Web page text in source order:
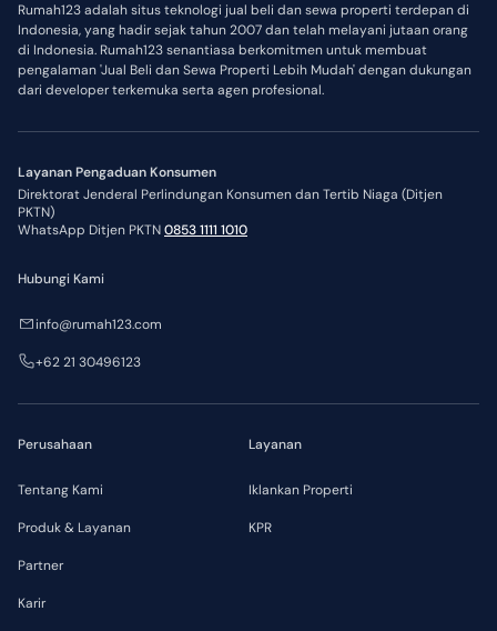
Rumah123 adalah situs teknologi jual beli dan sewa properti terdepan di
Indonesia, yang hadir sejak tahun 2007 dan telah melayani jutaan orang
di Indonesia. Rumah123 senantiasa berkomitmen untuk membuat
pengalaman 'Jual Beli dan Sewa Properti Lebih Mudah' dengan dukungan
dari developer terkemuka serta agen profesional.
Layanan Pengaduan Konsumen
Direktorat Jenderal Perlindungan Konsumen dan Tertib Niaga (Ditjen
PKTN)
WhatsApp Ditjen PKTN0853 1111 1010
Perusahaan
Tentang Kami
Produk & Layanan
Partner
Karir
Layanan
Iklankan Properti
KPR
Hubungi Kami
info@rumah123.com
+62 21 30496123